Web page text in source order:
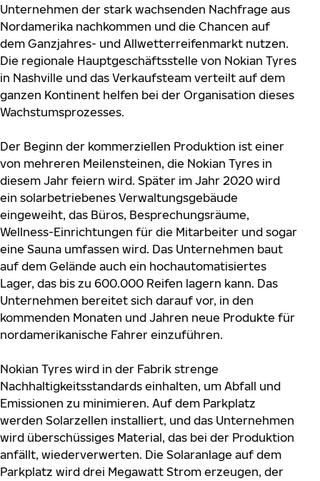
Unternehmen der stark wachsenden Nachfrage aus
Nordamerika nachkommen und die Chancen auf
dem Ganzjahres- und Allwetterreifenmarkt nutzen.
Die regionale Hauptgeschäftsstelle von Nokian Tyres
in Nashville und das Verkaufsteam verteilt auf dem
ganzen Kontinent helfen bei der Organisation dieses
Wachstumsprozesses.
Der Beginn der kommerziellen Produktion ist einer
von mehreren Meilensteinen, die Nokian Tyres in
diesem Jahr feiern wird. Später im Jahr 2020 wird
ein solarbetriebenes Verwaltungsgebäude
eingeweiht, das Büros, Besprechungsräume,
Wellness-Einrichtungen für die Mitarbeiter und sogar
eine Sauna umfassen wird. Das Unternehmen baut
auf dem Gelände auch ein hochautomatisiertes
Lager, das bis zu 600.000 Reifen lagern kann. Das
Unternehmen bereitet sich darauf vor, in den
kommenden Monaten und Jahren neue Produkte für
nordamerikanische Fahrer einzuführen.
Nokian Tyres wird in der Fabrik strenge
Nachhaltigkeitsstandards einhalten, um Abfall und
Emissionen zu minimieren. Auf dem Parkplatz
werden Solarzellen installiert, und das Unternehmen
wird überschüssiges Material, das bei der Produktion
anfällt, wiederverwerten. Die Solaranlage auf dem
Parkplatz wird drei Megawatt Strom erzeugen, der